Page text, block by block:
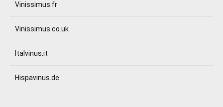
Vinissimus.fr
Vinissimus.co.uk
Italvinus.it
Hispavinus.de